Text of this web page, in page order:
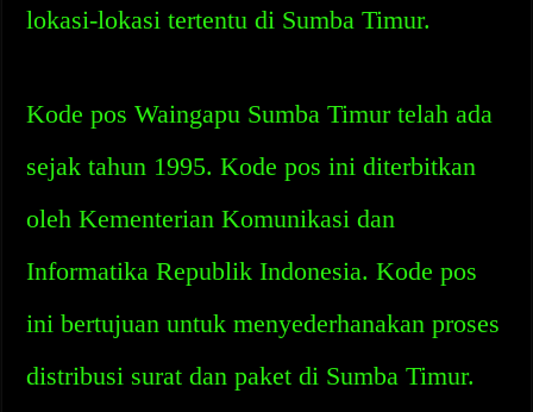
lokasi-lokasi tertentu di Sumba Timur.
Kode pos Waingapu Sumba Timur telah ada
sejak tahun 1995. Kode pos ini diterbitkan
oleh Kementerian Komunikasi dan
Informatika Republik Indonesia. Kode pos
ini bertujuan untuk menyederhanakan proses
distribusi surat dan paket di Sumba Timur.